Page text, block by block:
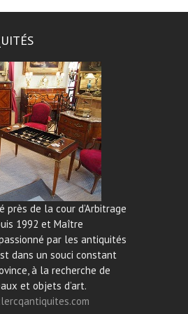
près de la cour d’Arbitrage
1992 et Maître
par les antiquités
dans un souci constant
à la recherche de
et objets d’art.